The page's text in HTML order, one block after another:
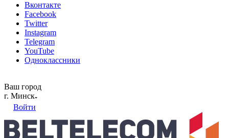
Вконтакте
Facebook
Twitter
Instagram
Telegram
YouTube
Одноклассники
Ваш город
г. Минск
Войти